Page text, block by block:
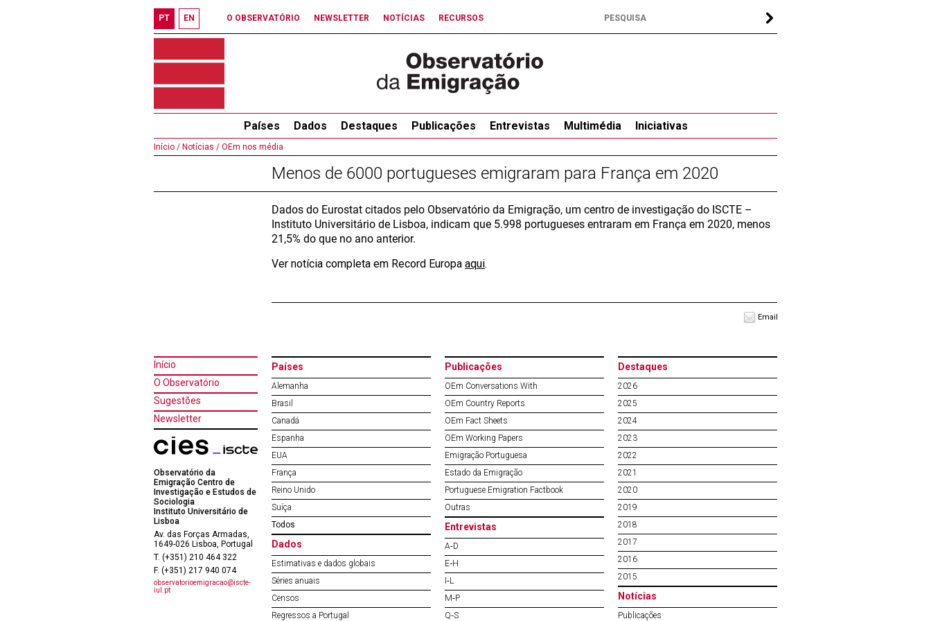
PT EN O OBSERVATÓRIO NEWSLETTER NOTÍCIAS RECURSOS
Países Dados Destaques Publicações Entrevistas Multimédia Iniciativas
Início / Notícias / OEm nos média
Menos de 6000 portugueses emigraram para França em 2020
Dados do Eurostat citados pelo Observatório da Emigração, um centro de investigação do ISCTE –
Instituto Universitário de Lisboa, indicam que 5.998 portugueses entraram em França em 2020, menos
21,5% do que no ano anterior.
Ver notícia completa em Record Europa aqui.
Email
Início
O Observatório
Sugestões
Newsletter
Observatório da
Emigração Centro de
Investigação e Estudos de
Sociologia
Instituto Universitário de
Lisboa
Av. das Forças Armadas,
1649-026 Lisboa, Portugal
T. (+351) 210 464 322
F. (+351) 217 940 074
observatorioemigracao@iscte-
iul.pt
Países
Alemanha
Brasil
Canadá
Espanha
EUA
França
Reino Unido
Suíça
Todos
Dados
Estimativas e dados globais
Séries anuais
Censos
Regressos a Portugal
Publicações
OEm Conversations With
OEm Country Reports
OEm Fact Sheets
OEm Working Papers
Emigração Portuguesa
Estado da Emigração
Portuguese Emigration Factbook
Outras
Entrevistas
A‐D
E‐H
I‐L
M‐P
Q‐S
Destaques
2026
2025
2024
2023
2022
2021
2020
2019
2018
2017
2016
2015
Notícias
Publicações